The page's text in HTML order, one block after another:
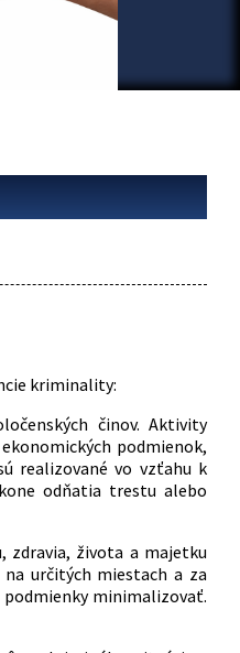
kriminality:
činov. Aktivity
podmienok,
realizované vo vzťahu k
odňatia trestu alebo
zdravia, života a majetku
určitých miestach a za
minimalizovať.